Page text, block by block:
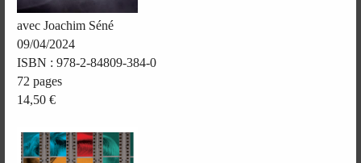
avec Joachim Séné
09/04/2024
ISBN : 978-2-84809-384-0
72 pages
14,50 €